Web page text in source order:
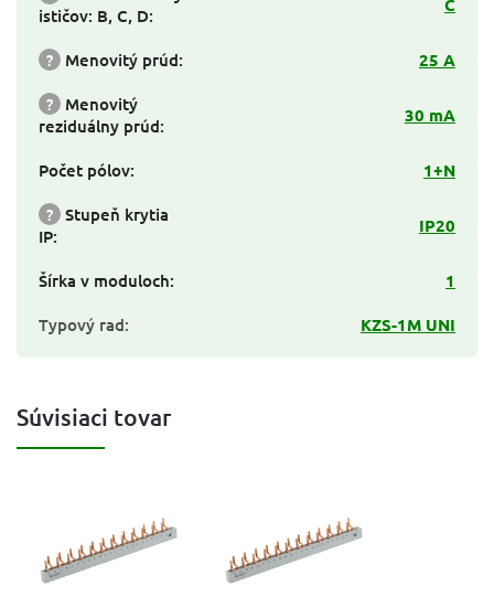
ističov: B, C, D:
? Menovitý prúd:
25 A
? Menovitý
reziduálny prúd: 30 mA
Počet pólov:
1+N
? Stupeň krytia
IP: IP20
Šírka v moduloch:
1
Typový rad: KZS-1M UNI
Súvisiaci tovar